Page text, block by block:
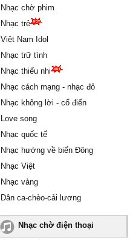
Nhạc chờ phim
Nhạc trẻ
Việt Nam Idol
Nhạc trữ tình
Nhạc thiếu nhi
Nhạc cách mạng - nhạc đỏ
Nhạc không lời - cổ điển
Love song
Nhạc quốc tế
Nhạc hướng về biển Đông
Nhạc Việt
Nhạc vàng
Dân ca-chèo-cải lương
Nhạc chờ điện thoại